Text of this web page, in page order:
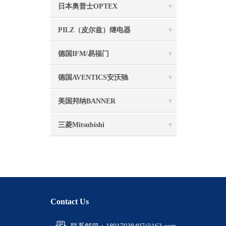
日本奥普士OPTEX
PILZ（皮尔兹）继电器
德国IFM/易福门
德国AVENTICS安沃驰
美国邦纳BANNER
三菱Mitsubishi
Contact Us